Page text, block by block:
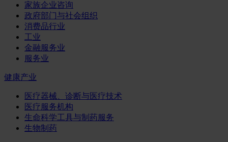
家族企业咨询
政府部门与社会组织
消费品行业
工业
金融服务业
服务业
健康产业
医疗器械、诊断与医疗技术
医疗服务机构
生命科学工具与制药服务
生物制药